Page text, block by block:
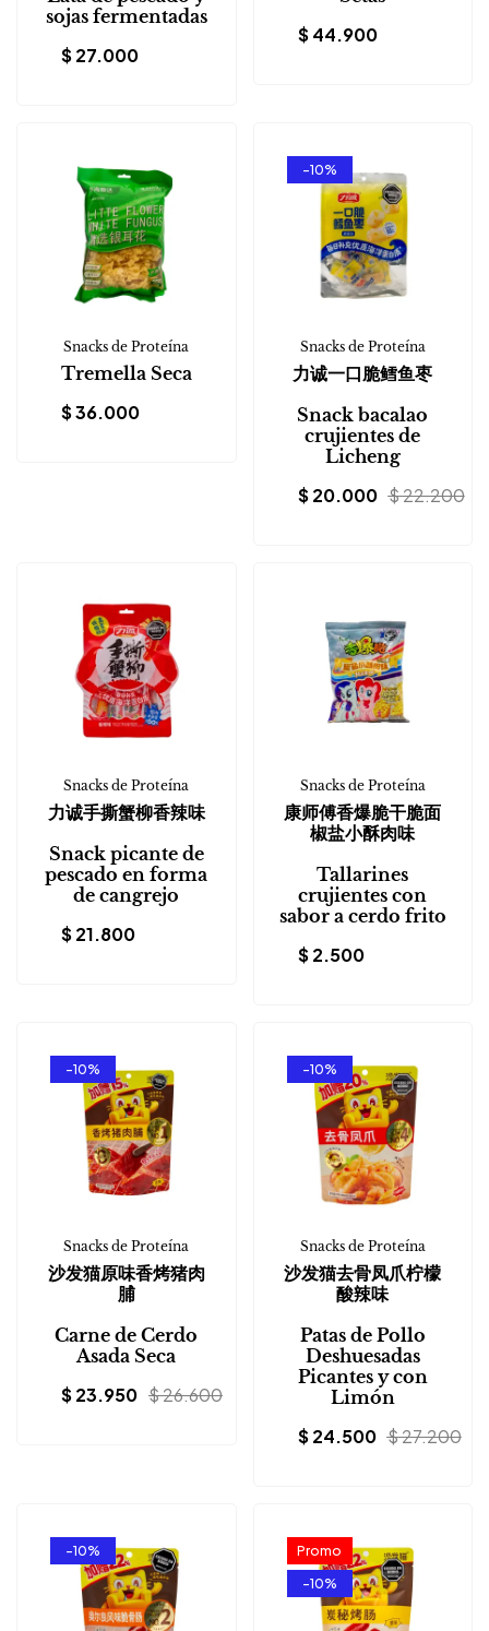
sojas fermentadas
$27.000
$44.900
Snacks de Proteína
Tremella Seca
$36.000
-10%
Snacks de Proteína
力诚一口脆鳕鱼枣
Snack bacalao
crujientes de
Licheng
$22.200
$20.000
Snacks de Proteína
力诚手撕蟹柳香辣味
Snack picante de
pescado en forma
de cangrejo
$21.800
Snacks de Proteína
康师傅香爆脆干脆面
椒盐小酥肉味
Tallarines
crujientes con
sabor a cerdo frito
$2.500
-10%
Snacks de Proteína
沙发猫原味香烤猪肉
脯
Carne de Cerdo
Asada Seca
$26.600
$23.950
-10%
Snacks de Proteína
沙发猫去骨凤爪柠檬
酸辣味
Patas de Pollo
Deshuesadas
Picantes y con
Limón
$27.200
$24.500
-10%
Promo
-10%